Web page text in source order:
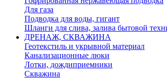
Для газа
Подводка для воды, гигант
Шланги для слива, залива бытовой
ДРЕНАЖ, СКВАЖИНА
Геотекстиль и укрывной материал
Канализационные люки
Лотки, дождиприемники
Скважина